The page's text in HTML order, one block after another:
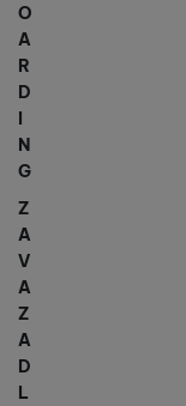
O
A
R
D
N
G
Z
A
V
A
Z
A
D
L